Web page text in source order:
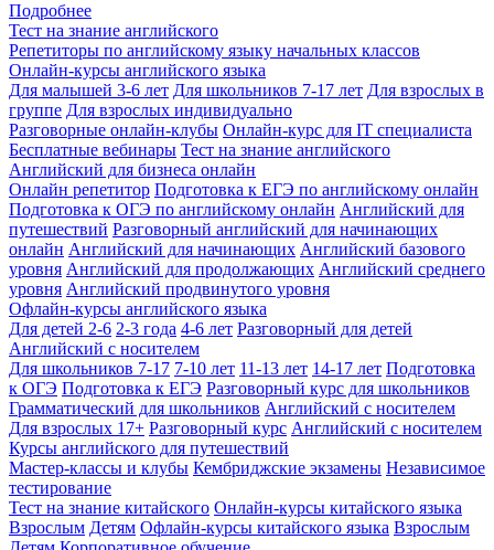
Подробнее
Тест на знание английского
Репетиторы по английскому языку начальных классов
Онлайн-курсы английского языка
Для малышей 3-6 лет Для школьников 7-17 лет Для взрослых в
группе Для взрослых индивидуально
Разговорные онлайн-клубы Онлайн-курс для IT специалиста
Бесплатные вебинары Тест на знание английского
Английский для бизнеса онлайн
Онлайн репетитор Подготовка к ЕГЭ по английскому онлайн
Подготовка к ОГЭ по английскому онлайн Английский для
путешествий Разговорный английский для начинающих
онлайн Английский для начинающих Английский базового
уровня Английский для продолжающих Английский среднего
уровня Английский продвинутого уровня
Офлайн-курсы английского языка
Для детей 2-6 2-3 года 4-6 лет Разговорный для детей
Английский с носителем
Для школьников 7-17 7-10 лет 11-13 лет 14-17 лет Подготовка
к ОГЭ Подготовка к ЕГЭ Разговорный курс для школьников
Грамматический для школьников Английский с носителем
Для взрослых 17+ Разговорный курс Английский с носителем
Курсы английского для путешествий
Мастер-классы и клубы Кембриджские экзамены Независимое
тестирование
Тест на знание китайского Онлайн-курсы китайского языка
Взрослым Детям Офлайн-курсы китайского языка Взрослым